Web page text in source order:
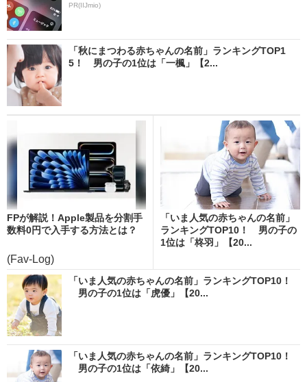
PR(IIJmio)
「秋にまつわる赤ちゃんの名前」ランキングTOP1
5！ 男の子の1位は「一楓」【2...
FPが解説！Apple製品を分割手
数料0円で入手する方法とは？
(Fav-Log)
「いま人気の赤ちゃんの名前」
ランキングTOP10！ 男の子の
1位は「柊羽」【20...
「いま人気の赤ちゃんの名前」ランキングTOP10！
男の子の1位は「虎優」【20...
「いま人気の赤ちゃんの名前」ランキングTOP10！
男の子の1位は「依綺」【20...